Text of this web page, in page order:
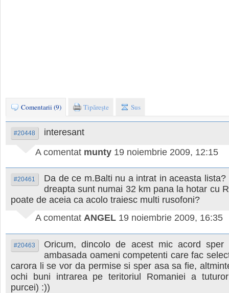
Comentarii (9) Tipăreşte Sus
#20448
interesant
A comentat munty 19 noiembrie 2009, 12:15
#20461
Da de ce m.Balti nu a intrat in aceasta lista?
dreapta sunt numai 32 km pana la hotar cu
poate de aceia ca acolo traiesc multi rusofoni?
A comentat ANGEL 19 noiembrie 2009, 16:35
#20463
Oricum, dincolo de acest mic acord
ambasada oameni competenti care fac
carora li se vor da permise si sper asa sa fie,
ochi buni intrarea pe teritoriul Romaniei a
purcei) :))